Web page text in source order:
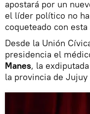
apostará por un
el líder político no
coqueteado con
Desde la Unión
presidencia el
Manes, la exdiputada
la provincia de